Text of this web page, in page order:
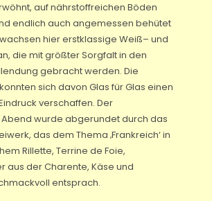
auf nährstoffreichen Böden
endlich auch angemessen behütet
hier erstklassige Weiß– und
die mit größter Sorgfalt in den
gebracht werden. Die
sich davon Glas für Glas einen
verschaffen. Der
wurde abgerundet durch das
das dem Thema ‚Frankreich‘ in
Rillette, Terrine de Foie,
aus der Charente, Käse und
entsprach.